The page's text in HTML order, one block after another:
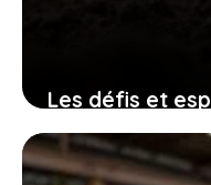
Les défis et
Villiers-le-Bel
10 juillet 2026